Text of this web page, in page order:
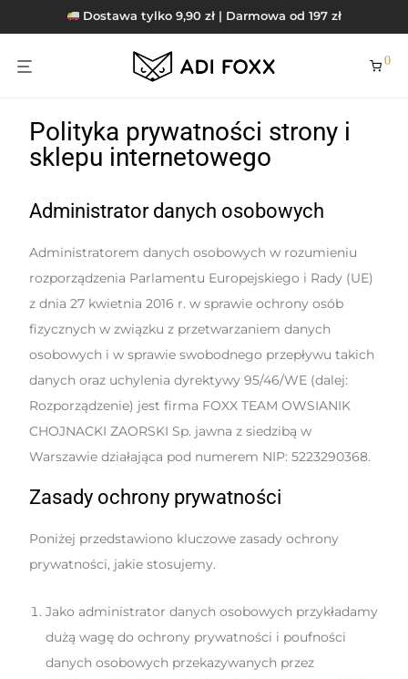
Dostawa tylko 9,90 zł | Darmowa od 197 zł
0
Polityka prywatności strony i
sklepu internetowego
Administrator danych osobowych
Administratorem danych osobowych w rozumieniu
rozporządzenia Parlamentu Europejskiego i Rady (UE)
z dnia 27 kwietnia 2016 r. w sprawie ochrony osób
fizycznych w związku z przetwarzaniem danych
osobowych i w sprawie swobodnego przepływu takich
danych oraz uchylenia dyrektywy 95/46/WE (dalej:
Rozporządzenie) jest firma FOXX TEAM OWSIANIK
CHOJNACKI ZAORSKI Sp. jawna z siedzibą w
Warszawie działająca pod numerem NIP: 5223290368.
Zasady ochrony prywatności
Poniżej przedstawiono kluczowe zasady ochrony
prywatności, jakie stosujemy.
Jako administrator danych osobowych przykładamy
dużą wagę do ochrony prywatności i poufności
danych osobowych przekazywanych przez